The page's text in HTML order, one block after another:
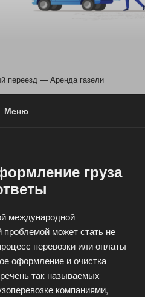
переезд — Аренда газели
Меню
груза
международной
проблемой может стать не
перевозки или оплаты
оформление и очистка
так называемых
компаниями,